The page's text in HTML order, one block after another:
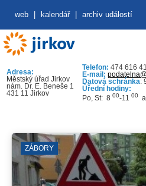
web kalendář archiv událostí
Adresa:
Městský úřad Jirkov
nám. Dr. E. Beneše 1
431 11 Jirkov
Telefon: 474 616
E-mail:
Datová schránka:
Úřední hodiny:
Po, St: 8 00-11 00
ZÁBORY